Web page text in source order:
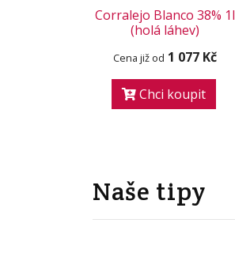
Corralejo Blanco 38% 1l
(holá láhev)
Cena již od 1 077 Kč
Chci koupit
Naše tipy